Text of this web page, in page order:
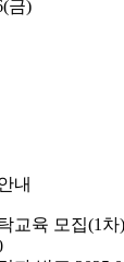
금)
내
교육 모집(1차)